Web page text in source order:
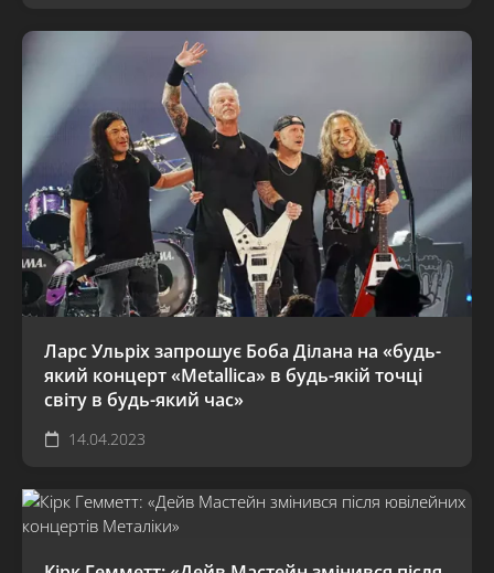
Ларс Ульріх запрошує Боба Ділана на «будь-
який концерт «Metallica» в будь-якій точці
світу в будь-який час»
14.04.2023